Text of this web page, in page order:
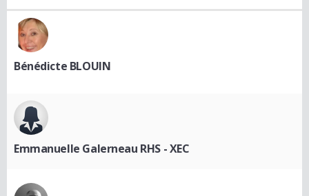
Bénédicte BLOUIN
Emmanuelle Galerneau RHS - XEC